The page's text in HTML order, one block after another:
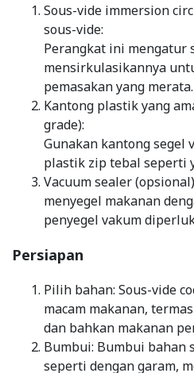
Sous-vide immersion
sous-vide:
Perangkat ini mengatur
mensirkulasikannya
pemasakan yang merata.
Kantong plastik yang
grade):
Gunakan kantong segel
plastik zip tebal seperti
Vacuum sealer
menyegel makanan
penyegel vakum
Persiapan
Pilih bahan: Sous-vide
macam makanan,
dan bahkan makanan
Bumbui: Bumbui bahan
seperti dengan garam,